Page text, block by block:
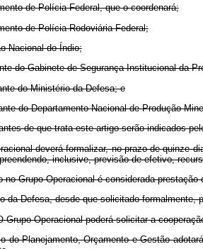
de Polícia Federal, que o coordenará;
de Polícia Rodoviária Federal;
Nacional do Índio;
do Gabinete de Segurança Institucional da
do Ministério da Defesa; e
do Departamento Nacional de Produção
de que trata este artigo serão indicados
deverá formalizar, no prazo de quinze
inclusive, previsão de efetivo,
no Grupo Operacional é considerada
da Defesa, desde que solicitado formalmente,
Grupo Operacional poderá solicitar a
do Planejamento, Orçamento e Gestão